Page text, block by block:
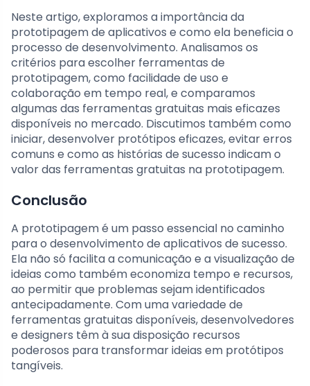
Neste artigo, exploramos a importância da
prototipagem de aplicativos e como ela beneficia o
processo de desenvolvimento. Analisamos os
critérios para escolher ferramentas de
prototipagem, como facilidade de uso e
colaboração em tempo real, e comparamos
algumas das ferramentas gratuitas mais eficazes
disponíveis no mercado. Discutimos também como
iniciar, desenvolver protótipos eficazes, evitar erros
comuns e como as histórias de sucesso indicam o
valor das ferramentas gratuitas na prototipagem.
Conclusão
A prototipagem é um passo essencial no caminho
para o desenvolvimento de aplicativos de sucesso.
Ela não só facilita a comunicação e a visualização de
ideias como também economiza tempo e recursos,
ao permitir que problemas sejam identificados
antecipadamente. Com uma variedade de
ferramentas gratuitas disponíveis, desenvolvedores
e designers têm à sua disposição recursos
poderosos para transformar ideias em protótipos
tangíveis.